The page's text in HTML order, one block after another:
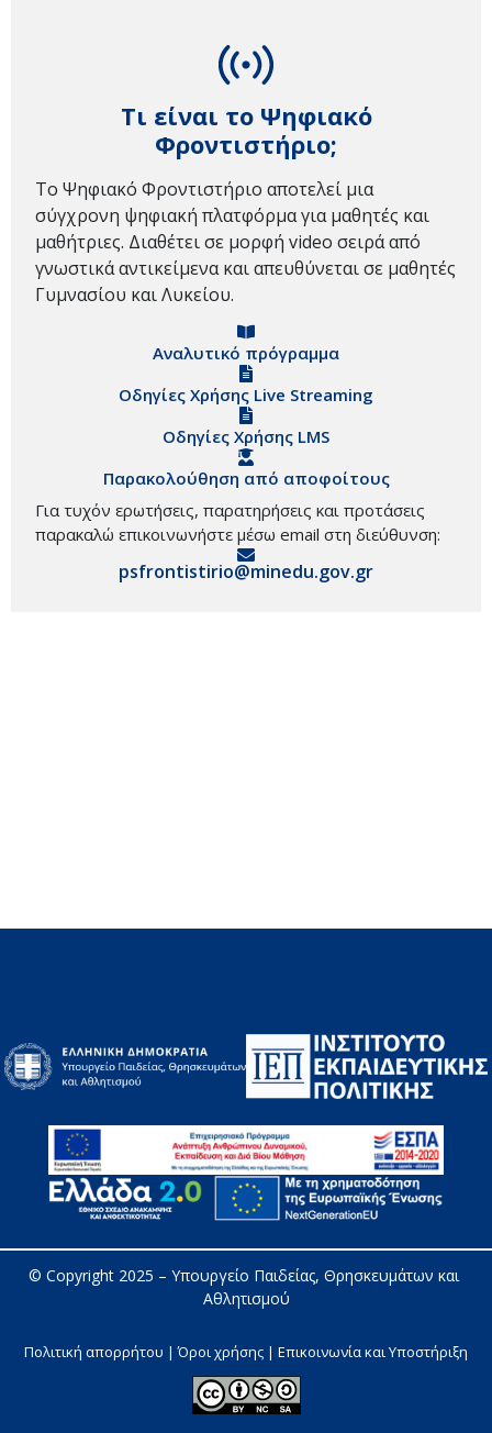
Τι είναι το Ψηφιακό
Φροντιστήριο;
Το Ψηφιακό Φροντιστήριο αποτελεί μια
σύγχρονη ψηφιακή πλατφόρμα για μαθητές και
μαθήτριες. Διαθέτει σε μορφή video σειρά από
γνωστικά αντικείμενα και απευθύνεται σε μαθητές
Γυμνασίου και Λυκείου.
Αναλυτικό πρόγραμμα
Οδηγίες Χρήσης Live Streaming
Οδηγίες Χρήσης LMS
Παρακολούθηση από αποφοίτους
Για τυχόν ερωτήσεις, παρατηρήσεις και προτάσεις
παρακαλώ επικοινωνήστε μέσω email στη διεύθυνση:
psfrontistirio@minedu.gov.gr
© Copyright 2025 – Υπουργείο Παιδείας, Θρησκευμάτων και
Αθλητισμού
Πολιτική απορρήτου | Όροι χρήσης | Επικοινωνία και Υποστήριξη